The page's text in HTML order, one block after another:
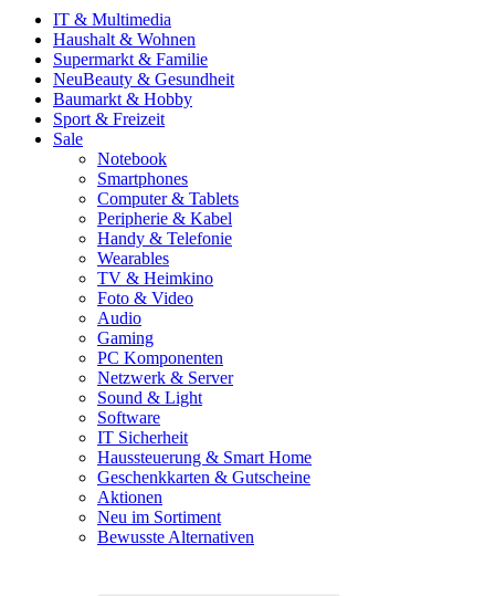
IT & Multimedia
Haushalt & Wohnen
Supermarkt & Familie
NeuBeauty & Gesundheit
Baumarkt & Hobby
Sport & Freizeit
Sale
Notebook
Smartphones
Computer & Tablets
Peripherie & Kabel
Handy & Telefonie
Wearables
TV & Heimkino
Foto & Video
Audio
Gaming
PC Komponenten
Netzwerk & Server
Sound & Light
Software
IT Sicherheit
Haussteuerung & Smart Home
Geschenkkarten & Gutscheine
Aktionen
Neu im Sortiment
Bewusste Alternativen